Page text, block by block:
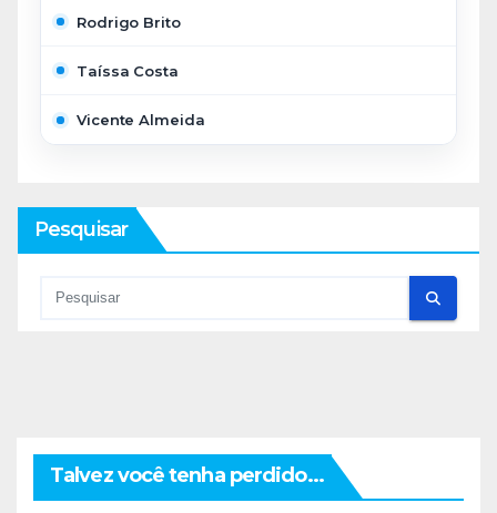
Rodrigo Brito
Taíssa Costa
Vicente Almeida
Pesquisar
Talvez você tenha perdido...